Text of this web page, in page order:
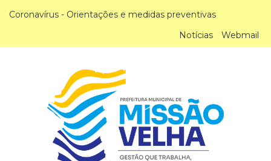
Coronavírus - Orientações e medidas preventivas
Notícias
Webmail